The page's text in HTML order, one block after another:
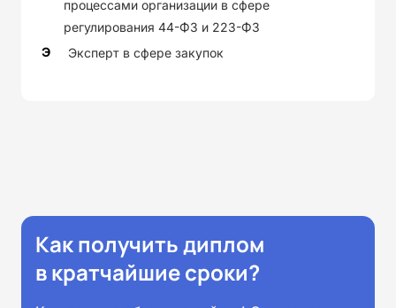
процессами организации в сфере
регулирования 44-ФЗ и 223-ФЗ
Э
Эксперт в сфере закупок
Как получить диплом
в кратчайшие сроки?